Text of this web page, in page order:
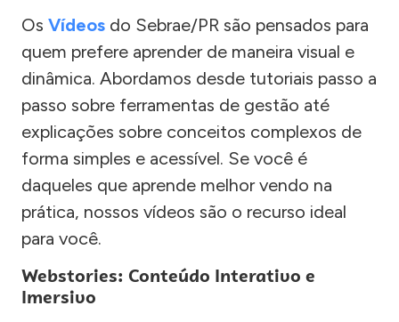
Os Vídeos do Sebrae/PR são pensados para
quem prefere aprender de maneira visual e
dinâmica. Abordamos desde tutoriais passo a
passo sobre ferramentas de gestão até
explicações sobre conceitos complexos de
forma simples e acessível. Se você é
daqueles que aprende melhor vendo na
prática, nossos vídeos são o recurso ideal
para você.
Webstories: Conteúdo Interativo e
Imersivo